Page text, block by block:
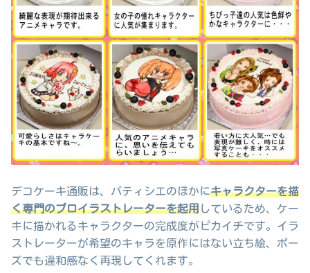
デコケーキ通販は、パティシエのほかにキャラクターを描
く専門のプロイラストレーターを起用しているため、ケー
キに描かれるキャラクターの完成度がピカイチです。イラ
ストレーターが希望のキャラを原作にはない立ち絵、ポー
ズでも違和感なく再現してくれます。